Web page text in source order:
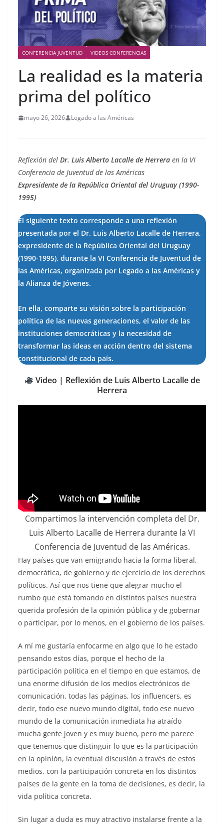
CONFERENCIA JUVENTUD VIDEOS CONFERENCIAS
La realidad es la materia
prima del político
mayo 26, 2026 Legado a las Américas
Reflexión del Dr. Luis Alberto Lacalle de Herrera en la VI
Conferencia de Juventud de las Américas
Expresidente de la República Oriental del Uruguay (1990-
1995)
El siguiente texto corresponde a una reflexión
presentada por el Dr. Luis Alberto Lacalle de Herrera,
expresidente de la República Oriental del Uruguay
(1990-1995), durante la VI Conferencia de Juventud de
las Américas, organizada por Legado a las Américas y
la Alianza de Jóvenes.
En ella, comparte su visión sobre la participación
política de las nuevas generaciones, el valor de las
instituciones democráticas y la necesidad de
transformar las ideas en acción dentro del sistema
constitucional de cada país.
Video | Reflexión de Luis Alberto Lacalle de
Herrera
Compartimos la intervención completa del Dr.
Luis Alberto Lacalle de Herrera durante la VI
Conferencia de Juventud de las Américas.
Hay países que van emigrando hacia la forma liberal,
democrática, de gobierno y de ejercicio de los derechos
políticos. Así que nos tiene que alegrar mucho el
rumbo que está tomando en distintos países nuestra
querida profesión de la opinión pública y de gobernar
o participar, por lo menos, en el gobierno de los países.
A mí me gustaría enfocarme en algo que lo he estado
pensando estos días, porque el hecho de la
participación política en el tiempo en que estamos, de
una enorme difusión de los medios electrónicos de
comunicación, todas las páginas, los influencers, es
decir, todo ese nuevo mundo digital, todo ese nuevo
mundo de la comunicación inmediata ha atraído
mucha gente joven y es muy bueno, pero me parece
que tenemos que distinguir lo que es la participación
en la opinión, la eventual discusión a través de estos
medios, con la participación concreta en los distintos
países de la gente en la toma de decisiones, es decir, la
vida política concreta.
Sin lugar a duda es muy atractivo instalarse frente a la